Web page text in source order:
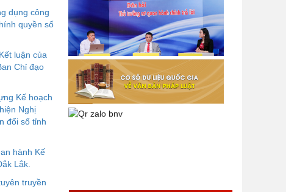
dụng công
quyền số
luận của
Chỉ đạo
Kế hoạch
Nghị
đổi số tỉnh
hành Kế
Lắk.
truyền
phương
Về việc lấy ý kiến góp ý Dự thảo
Quyết định phân cấp thực hiện quy
định về người lao động nước ngoài
làm việc trên địa bàn tỉnh Đắk Lắk
theo trình tự, thủ tục rút gọn trong
xây dựng, ban hành văn bản quy
phạm pháp luật
Góp ý dự thảo Thông tư quy định